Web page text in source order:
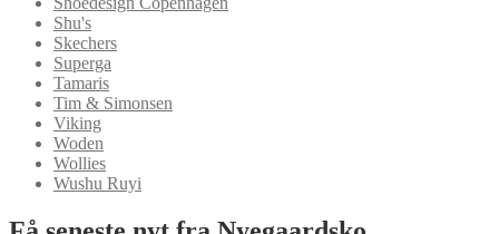
Shu's
Skechers
Superga
Tamaris
Tim & Simonsen
Viking
Woden
Wollies
Wushu Ruyi